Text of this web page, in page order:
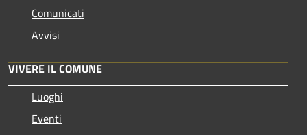
Comunicati
Avvisi
VIVERE IL COMUNE
Luoghi
Eventi